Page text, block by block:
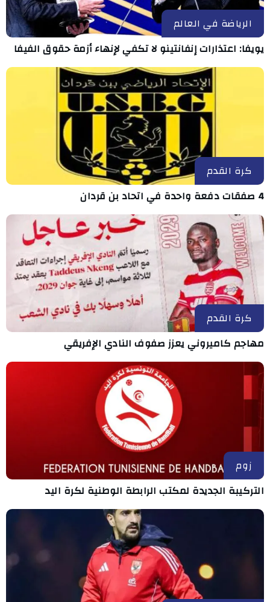
الرياضة في العالم
يويفا: اعتذارات إنفانتينو لا تكفي لإنهاء أزمة حقوق الفيفا
كرة القدم
4 صفقات دفعة واحدة في اتحاد بن قردان
كرة القدم
مهاجم كاميروني يعزز صفوف النادي الإفريقي
زوم
التركيبة الجديدة لمكتب الرابطة الوطنية لكرة اليد